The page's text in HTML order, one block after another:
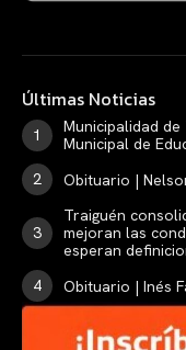
Últimas Noticias
Municipalidad
Municipal de
Obituario |
Traiguén
mejoran las
esperan
Obituario | Inés